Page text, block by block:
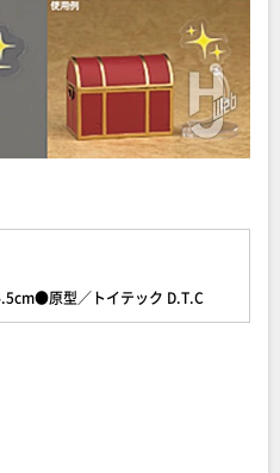
原型／トイテック D.T.C